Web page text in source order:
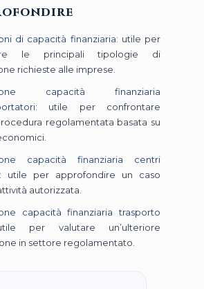
di capacità finanziaria: utile per
le principali tipologie di
richieste alle imprese.
capacità finanziaria
: utile per confrontare
regolamentata basata su
capacità finanziaria centri
: utile per approfondire un caso
autorizzata.
capacità finanziaria trasporto
per valutare un’ulteriore
in settore regolamentato.